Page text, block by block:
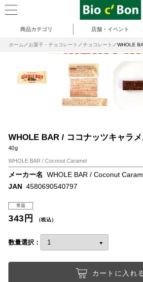
商品カテゴリ 店舗・イベント
ホーム お菓子・チョコレート チョコレート WHOLE
WHOLE BAR / ココナッツキャラ
40g
WHOLE BAR / Coconut Caramel
メーカー名 WHOLE BAR / Coconut
JAN 4580690540797
常温
343円 （税込）
数量選択：
カートに入れる